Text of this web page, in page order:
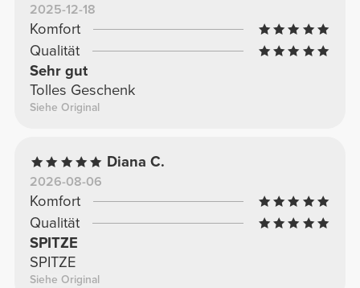
2025-12-18
Komfort
Qualität
Sehr gut
Tolles Geschenk
Siehe Original
Diana C.
2026-08-06
Komfort
Qualität
SPITZE
SPITZE
Siehe Original